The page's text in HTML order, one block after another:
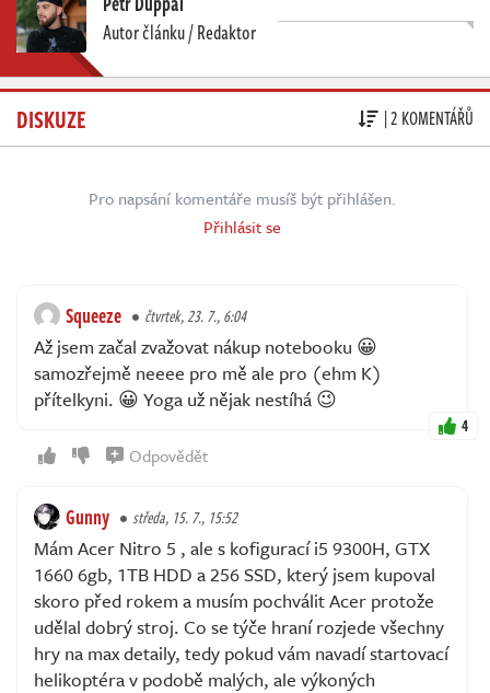
Autor článku / Redaktor
DISKUZE | 2 KOMENTÁŘŮ
Pro napsání komentáře musíš být přihlášen.
Přihlásit se
Squeeze čtvrtek, 23. 7., 6:04
Až jsem začal zvažovat nákup notebooku 😀
samozřejmě neeee pro mě ale pro (ehm K)
přítelkyni. 😀 Yoga už nějak nestíhá 😉
4
Odpovědět
Gunny středa, 15. 7., 15:52
Mám Acer Nitro 5 , ale s kofigurací i5 9300H, GTX
1660 6gb, 1TB HDD a 256 SSD, který jsem kupoval
skoro před rokem a musím pochválit Acer protože
udělal dobrý stroj. Co se týče hraní rozjede všechny
hry na max detaily, tedy pokud vám navadí startovací
helikoptéra v podobě malých, ale výkoných